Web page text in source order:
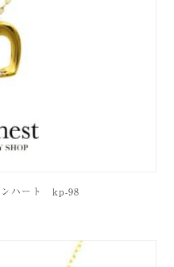
ハート kp-98